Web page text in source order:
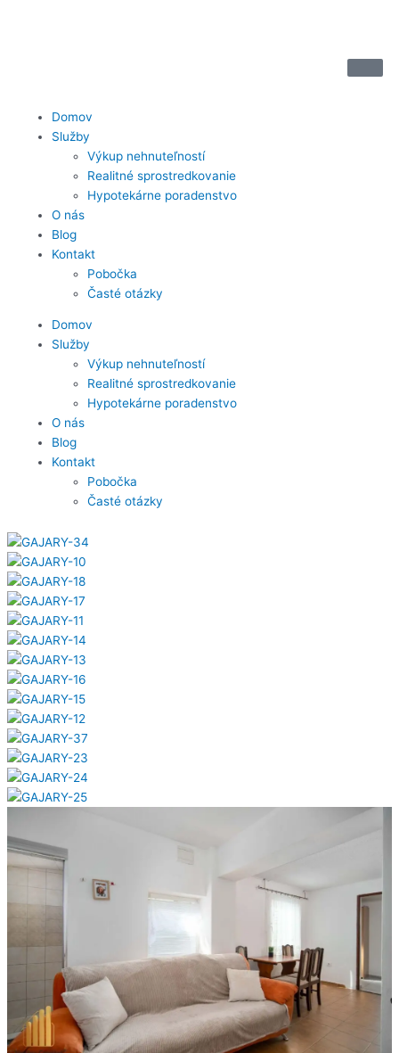
Domov
Služby
Výkup nehnuteľností
Realitné sprostredkovanie
Hypotekárne poradenstvo
O nás
Blog
Kontakt
Pobočka
Časté otázky
Domov
Služby
Výkup nehnuteľností
Realitné sprostredkovanie
Hypotekárne poradenstvo
O nás
Blog
Kontakt
Pobočka
Časté otázky